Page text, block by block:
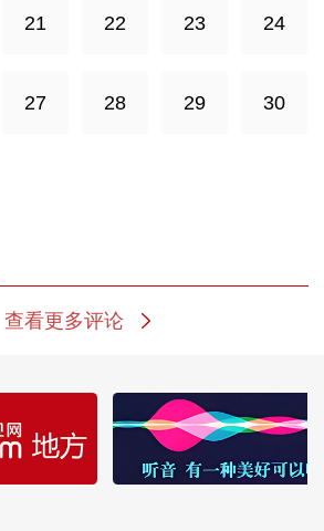
21 22 23 24
27 28 29 30
查看更多评论